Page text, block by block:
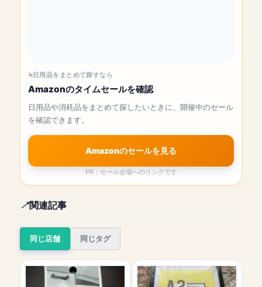
日用品をまとめて探すなら
Amazonのタイムセールを確認
日用品や消耗品をまとめて探したいときに、開催中のセール
を確認できます。
Amazonのセールを見る
PR：セール会場へのリンクです
関連記事
同じ店舗 同じタグ